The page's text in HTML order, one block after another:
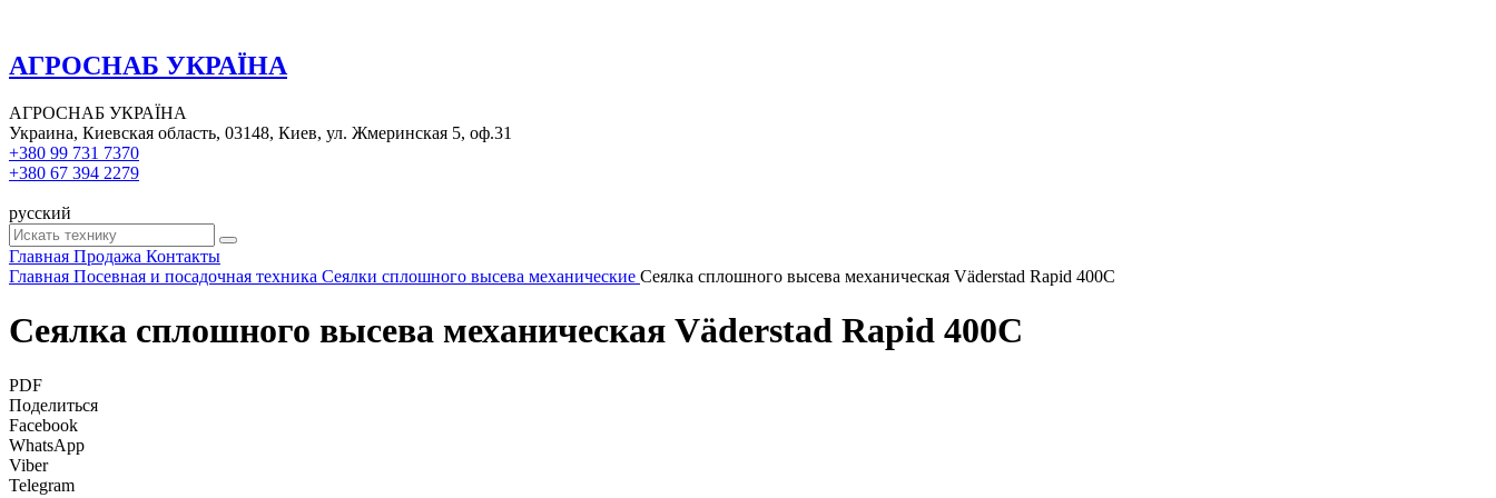
АГРОСНАБ УКРАЇНА
АГРОСНАБ УКРАЇНА
Украина, Киевская область, 03148, Киев, ул. Жмеринская 5, оф.31
+380 99 731 7370
+380 67 394 2279
русский
Главная Продажа Контакты
Главная Посевная и посадочная техника Сеялки сплошного высева механические Сеялка сплошного высева механическая Väderstad Rapid 400C
Сеялка сплошного высева механическая Väderstad Rapid 400C
PDF
Поделиться
Facebook
WhatsApp
Viber
Telegram